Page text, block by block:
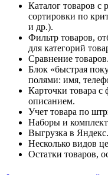
Каталог товаров с
сортировки по
и др.).
Фильтр товаров,
для категорий
Сравнение товаров.
Блок «быстрая
полями: имя,
Карточки товара
описанием.
Учет товара по
Наборы и
Выгрузка в
Несколько видов
Остатки товаров,